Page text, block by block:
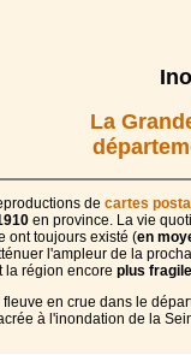
La
de cartes
en province. La vie
ont toujours existé (en
l'ampleur de la
la région encore plus fragile
en crue dans le
à l'inondation de la